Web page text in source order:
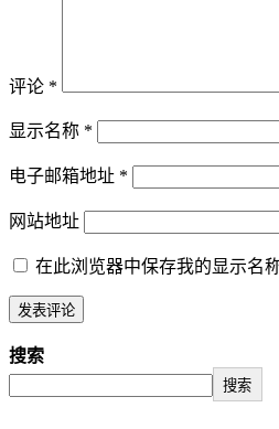
评论 *
显示名称 *
电子邮箱地址 *
网站地址
在此浏览器中保存我的显示名
搜索
搜索